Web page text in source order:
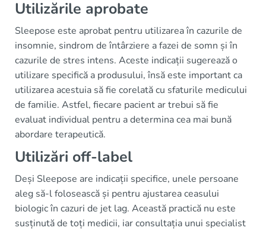
Utilizările aprobate
Sleepose este aprobat pentru utilizarea în cazurile de
insomnie, sindrom de întârziere a fazei de somn și în
cazurile de stres intens. Aceste indicații sugerează o
utilizare specifică a produsului, însă este important ca
utilizarea acestuia să fie corelată cu sfaturile medicului
de familie. Astfel, fiecare pacient ar trebui să fie
evaluat individual pentru a determina cea mai bună
abordare terapeutică.
Utilizări off-label
Deși Sleepose are indicații specifice, unele persoane
aleg să-l folosească și pentru ajustarea ceasului
biologic în cazuri de jet lag. Această practică nu este
susținută de toți medicii, iar consultația unui specialist